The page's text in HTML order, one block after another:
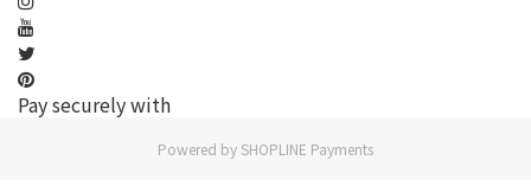
Pay securely with
Powered by SHOPLINE Payments